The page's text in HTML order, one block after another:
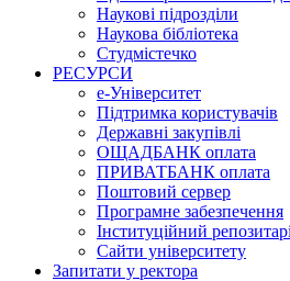
Наукові підрозділи
Наукова бібліотека
Студмістечко
РЕСУРСИ
е-Університет
Підтримка користувачів
Державні закупівлі
ОЩАДБАНК оплата
ПРИВАТБАНК оплата
Поштовий сервер
Програмне забезпечення
Інституційний
Сайти університету
Запитати у ректора